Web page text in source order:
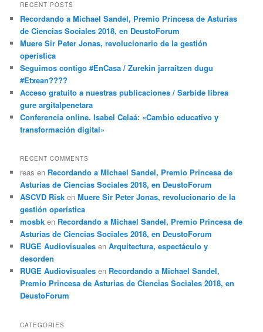
RECENT POSTS
Recordando a Michael Sandel, Premio Princesa de Asturias
de Ciencias Sociales 2018, en DeustoForum
Muere Sir Peter Jonas, revolucionario de la gestión
operística
Seguimos contigo #EnCasa / Zurekin jarraitzen dugu
#Etxean????
Acceso gratuito a nuestras publicaciones / Sarbide librea
gure argitalpenetara
Conferencia online. Isabel Celaá: «Cambio educativo y
transformación digital»
RECENT COMMENTS
reas en Recordando a Michael Sandel, Premio Princesa de
Asturias de Ciencias Sociales 2018, en DeustoForum
ASCVD Risk enMuere Sir Peter Jonas, revolucionario de la
gestión operística
mosbk en Recordando a Michael Sandel, Premio Princesa de
Asturias de Ciencias Sociales 2018, en DeustoForum
RUGE Audiovisuales enArquitectura, espectáculo y
desorden
RUGE Audiovisuales en Recordando a Michael Sandel,
Premio Princesa de Asturias de Ciencias Sociales 2018, en
DeustoForum
CATEGORIES